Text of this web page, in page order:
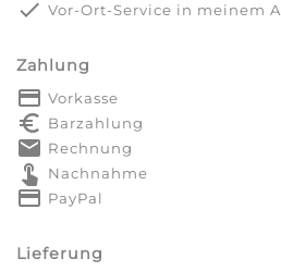
done Vor-Ort-Service in meinem
Zahlung
payment Vorkasse
euro_symbol Barzahlung
markunread Rechnung
touch_app Nachnahme
credit_card PayPal
Lieferung